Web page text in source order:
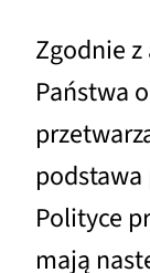
Zgodnie
Państwa
Polityce
mają